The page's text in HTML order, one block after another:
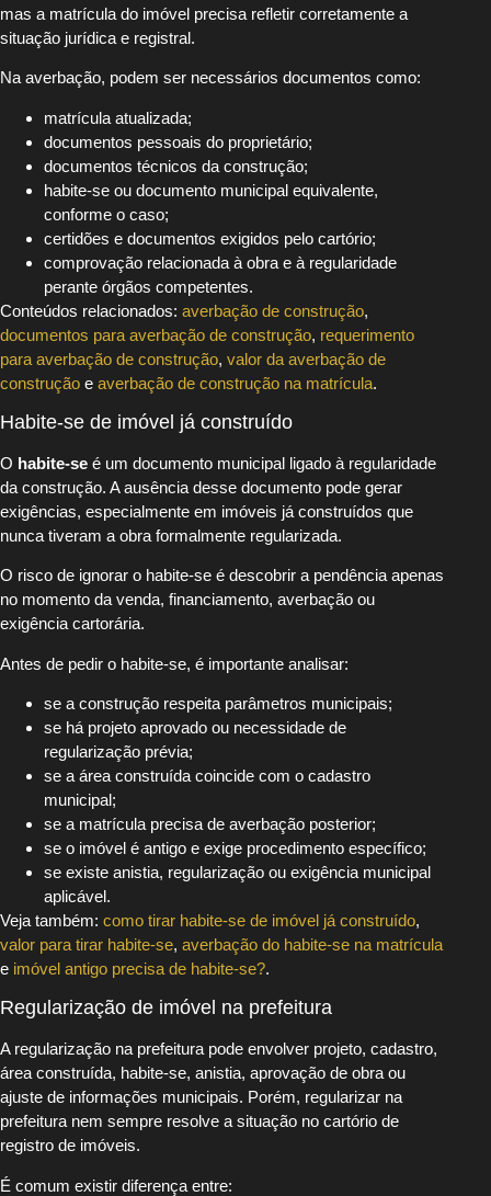
mas a matrícula do imóvel precisa refletir corretamente a
situação jurídica e registral.
Na averbação, podem ser necessários documentos como:
matrícula atualizada;
documentos pessoais do proprietário;
documentos técnicos da construção;
habite-se ou documento municipal equivalente,
conforme o caso;
certidões e documentos exigidos pelo cartório;
comprovação relacionada à obra e à regularidade
perante órgãos competentes.
Conteúdos relacionados: averbação de construção,
documentos para averbação de construção, requerimento
para averbação de construção, valor da averbação de
construção e averbação de construção na matrícula.
Habite-se de imóvel já construído
O habite-se é um documento municipal ligado à regularidade
da construção. A ausência desse documento pode gerar
exigências, especialmente em imóveis já construídos que
nunca tiveram a obra formalmente regularizada.
O risco de ignorar o habite-se é descobrir a pendência apenas
no momento da venda, financiamento, averbação ou
exigência cartorária.
Antes de pedir o habite-se, é importante analisar:
se a construção respeita parâmetros municipais;
se há projeto aprovado ou necessidade de
regularização prévia;
se a área construída coincide com o cadastro
municipal;
se a matrícula precisa de averbação posterior;
se o imóvel é antigo e exige procedimento específico;
se existe anistia, regularização ou exigência municipal
aplicável.
Veja também: como tirar habite-se de imóvel já construído,
valor para tirar habite-se, averbação do habite-se na matrícula
e imóvel antigo precisa de habite-se?.
Regularização de imóvel na prefeitura
A regularização na prefeitura pode envolver projeto, cadastro,
área construída, habite-se, anistia, aprovação de obra ou
ajuste de informações municipais. Porém, regularizar na
prefeitura nem sempre resolve a situação no cartório de
registro de imóveis.
É comum existir diferença entre: